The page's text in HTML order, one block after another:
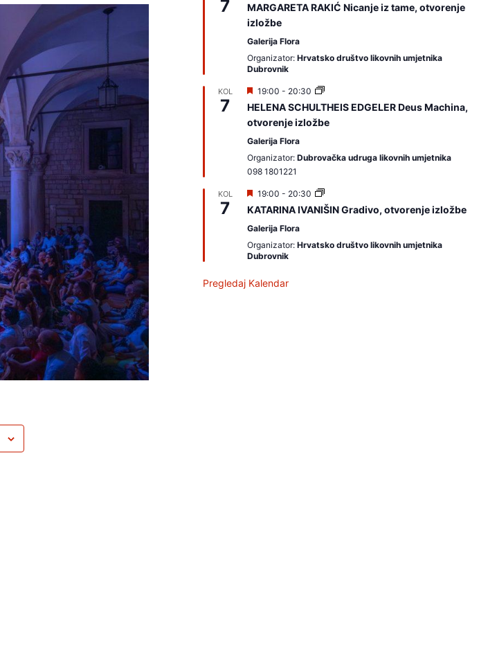
7
d
v
j
a
m
MARGARETA RAKIĆ Nicanje iz tame, otvorenje
izložbe
Galerija Flora
Organizator: Hrvatsko društvo likovnih umjetnika
Dubrovnik
KOL
7
I
z
d
v
j
a
m
19:00 - 20:30
HELENA SCHULTHEIS EDGELER Deus Machina,
otvorenje izložbe
Galerija Flora
Organizator: Dubrovačka udruga likovnih umjetnika
098 1801221
KOL
7
I
z
d
v
j
a
o
19:00 - 20:30
KATARINA IVANIŠIN Gradivo, otvorenje izložbe
Galerija Flora
Organizator: Hrvatsko društvo likovnih umjetnika
Dubrovnik
Pregledaj Kalendar